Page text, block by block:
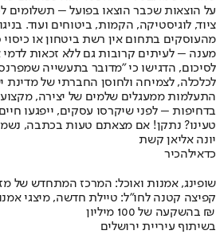
על הוצאות שכבר הוצאו בפועל – תשלומים
ציוד, לוגיסטיקה, הקמות, ביטוחים ועוד.
מהעוסקים בתחום אין רשת ביטחון או כיסוי
מענה – לעיתים קרובות גם ללא זכאות לדמי
לסיכום, הדגישו כי "מדובר בתעשייה
לכלכלה, לצמיחה ולחוסן החברתי של
התעלמות ממעגלים שלמים של יצירה,
בדחיפות – לפני שיקרסו עסקים, ייפגעו
טעינו? נתקן! אם מצאתם טעות בכתבה,
יונה אליאן קשת
כדאילהכיר
שופינג, אמנות ואוכל: המרכז המתחדש של
קפיצה קטנה לחו"ל: טיילת חדשה, מיצגי
בהשקעה של 100 מיליון ₪
בשיתוף עיריית ירושלים